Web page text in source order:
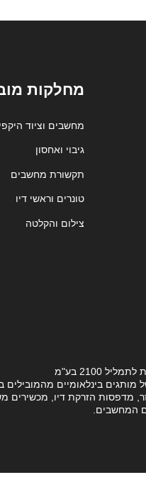
מחלקות
מחשבים וציוד היקפי
גיבוי ואחסון
תקשורת מחשבים
טונרים וראשי דיו
צילום והקלטה
2100 בע"מ
בינלאומיים
הזרקת דיו, מכשירים
המחשבים.